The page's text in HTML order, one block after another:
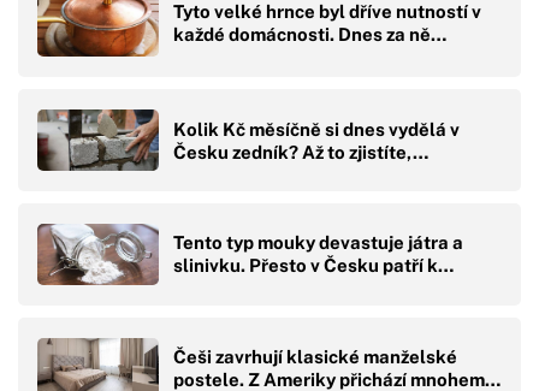
Tyto velké hrnce byl dříve nutností v
každé domácnosti. Dnes za ně…
Kolik Kč měsíčně si dnes vydělá v
Česku zedník? Až to zjistíte,…
Tento typ mouky devastuje játra a
slinivku. Přesto v Česku patří k…
Češi zavrhují klasické manželské
postele. Z Ameriky přichází mnohem…